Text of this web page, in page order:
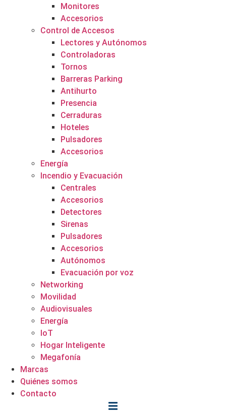
Monitores
Accesorios
Control de Accesos
Lectores y Autónomos
Controladoras
Tornos
Barreras Parking
Antihurto
Presencia
Cerraduras
Hoteles
Pulsadores
Accesorios
Energía
Incendio y Evacuación
Centrales
Accesorios
Detectores
Sirenas
Pulsadores
Accesorios
Autónomos
Evacuación por voz
Networking
Movilidad
Audiovisuales
Energía
IoT
Hogar Inteligente
Megafonía
Marcas
Quiénes somos
Contacto